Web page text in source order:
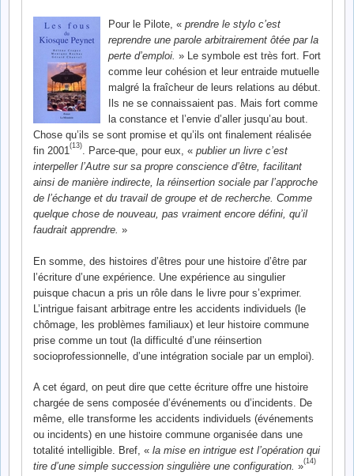
Pour le Pilote, « prendre le stylo c’est
reprendre une parole arbitrairement ôtée par la
perte d’emploi. » Le symbole est très fort. Fort
comme leur cohésion et leur entraide mutuelle
malgré la fraîcheur de leurs relations au début.
Ils ne se connaissaient pas. Mais fort comme
la constance et l’envie d’aller jusqu’au bout.
Chose qu’ils se sont promise et qu’ils ont finalement réalisée
fin 2001(13). Parce-que, pour eux, « publier un livre c’est
interpeller l’Autre sur sa propre conscience d’être, facilitant
ainsi de manière indirecte, la réinsertion sociale par l’approche
de l’échange et du travail de groupe et de recherche. Comme
quelque chose de nouveau, pas vraiment encore défini, qu’il
faudrait apprendre. »
En somme, des histoires d’êtres pour une histoire d’être par
l’écriture d’une expérience. Une expérience au singulier
puisque chacun a pris un rôle dans le livre pour s’exprimer.
L’intrigue faisant arbitrage entre les accidents individuels (le
chômage, les problèmes familiaux) et leur histoire commune
prise comme un tout (la difficulté d’une réinsertion
socioprofessionnelle, d’une intégration sociale par un emploi).
A cet égard, on peut dire que cette écriture offre une histoire
chargée de sens composée d’événements ou d’incidents. De
même, elle transforme les accidents individuels (événements
ou incidents) en une histoire commune organisée dans une
totalité intelligible. Bref, « la mise en intrigue est l’opération qui
tire d’une simple succession singulière une configuration. »(14)